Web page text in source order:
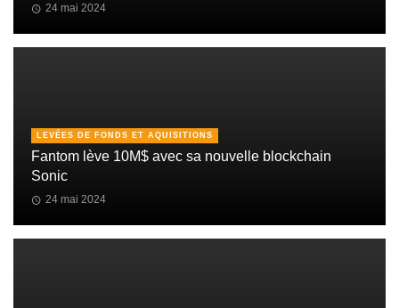
24 mai 2024
LEVÉES DE FONDS ET AQUISITIONS
Fantom lève 10M$ avec sa nouvelle blockchain
Sonic
24 mai 2024